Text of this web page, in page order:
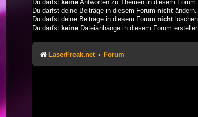
Du darfst keine Antworten zu Themen in diesem Forum
Du darfst deine Beiträge in diesem Forum nicht ändern.
Du darfst deine Beiträge in diesem Forum nicht löschen.
Du darfst keine Dateianhänge in diesem Forum
LaserFreak.net Forum